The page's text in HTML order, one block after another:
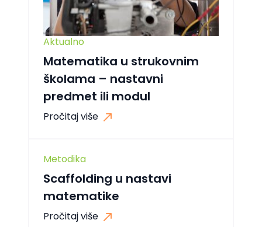
Aktualno
Matematika u strukovnim
školama – nastavni
predmet ili modul
Pročitaj više
Metodika
Scaffolding u nastavi
matematike
Pročitaj više